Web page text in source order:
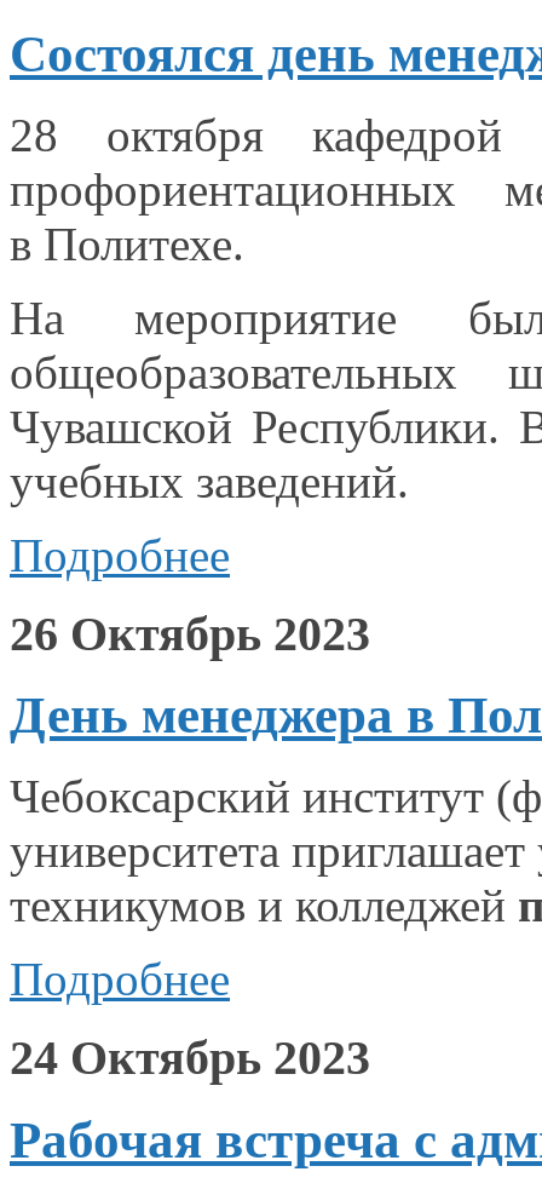
Состоялся день
28 октября
профориентационных
в Политехе.
На мероприятие
Чувашской Республики.
учебных заведений.
Подробнее
26 Октябрь 2023
День менеджера в
Чебоксарский институт
университета
техникумов и колледжей
Подробнее
24 Октябрь 2023
Рабочая встреча с